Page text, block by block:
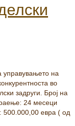
управувањето на
во
задруги. Број на
24 месеци
500.000,00 евра ( од